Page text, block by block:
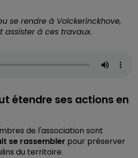
se rendre à Volckerinckhove,
assister à ces travaux.
étendre ses actions en
de l'association sont
se rassembler pour préserver
du territoire.